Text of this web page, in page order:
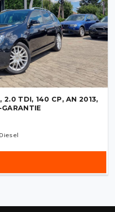
2.0 TDI, 140 CP, AN 2013,
Diesel